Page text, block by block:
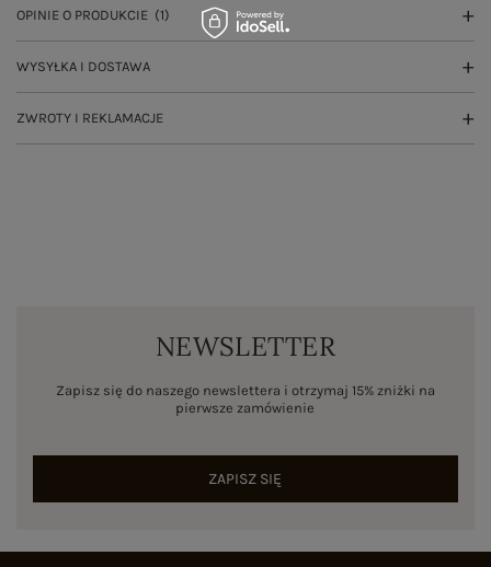
OPINIE O PRODUKCIE (1)
WYSYŁKA I DOSTAWA
ZWROTY I REKLAMACJE
NEWSLETTER
Zapisz się do naszego newslettera i otrzymaj 15% zniżki na
pierwsze zamówienie
ZAPISZ SIĘ